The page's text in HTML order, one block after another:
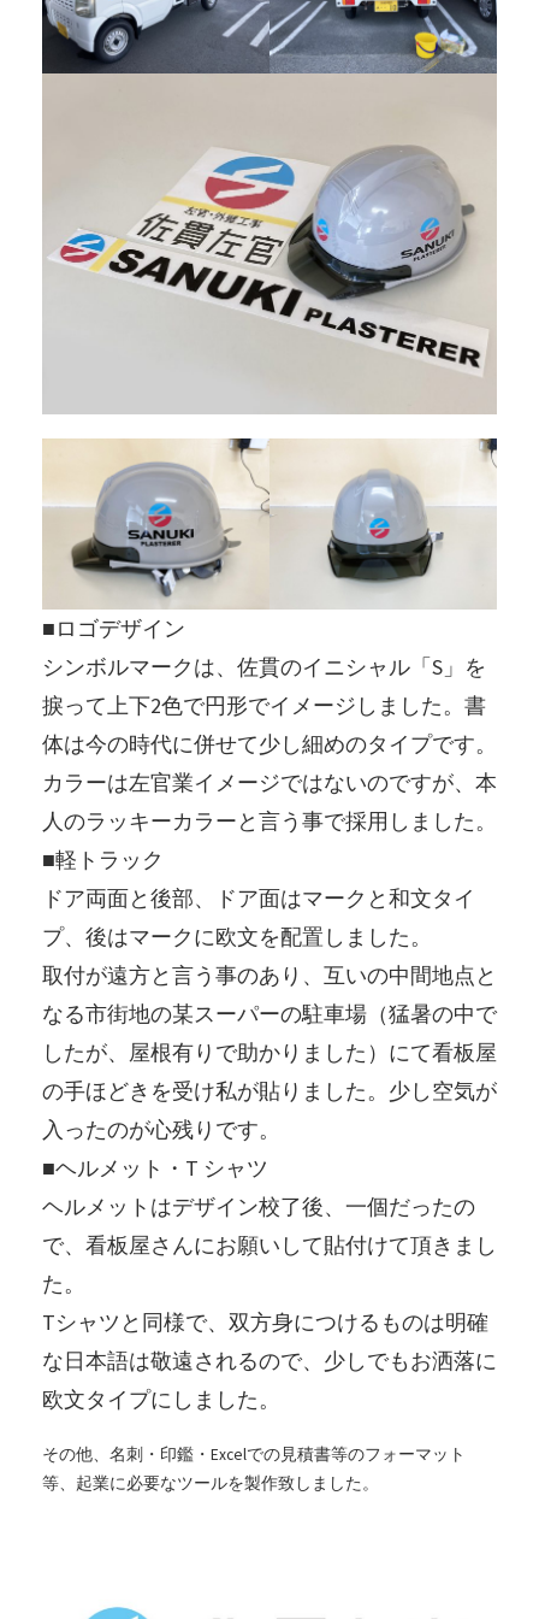
■ロゴデザイン
シンボルマークは、佐貫のイニシャル「S」を
捩って上下2色で円形でイメージしました。書
体は今の時代に併せて少し細めのタイプです。
カラーは左官業イメージではないのですが、本
人のラッキーカラーと言う事で採用しました。
■軽トラック
ドア両面と後部、ドア面はマークと和文タイ
プ、後はマークに欧文を配置しました。
取付が遠方と言う事のあり、互いの中間地点と
なる市街地の某スーパーの駐車場（猛暑の中で
したが、屋根有りで助かりました）にて看板屋
の手ほどきを受け私が貼りました。少し空気が
入ったのが心残りです。
■ヘルメット・T シャツ
ヘルメットはデザイン校了後、一個だったの
で、看板屋さんにお願いして貼付けて頂きまし
た。
Tシャツと同様で、双方身につけるものは明確
な日本語は敬遠されるので、少しでもお洒落に
欧文タイプにしました。
その他、名刺・印鑑・Excelでの見積書等のフォーマット
等、起業に必要なツールを製作致しました。